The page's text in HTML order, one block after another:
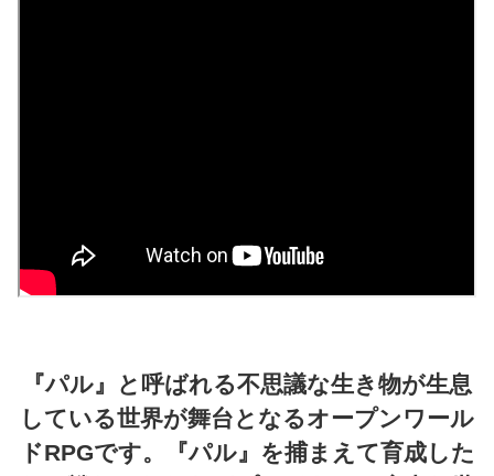
『パル』と呼ばれる不思議な生き物が生息
している世界が舞台となるオープンワール
ドRPGです。『パル』を捕まえて育成した